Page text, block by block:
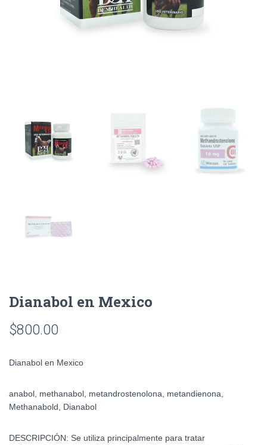
Dianabol en Mexico
$800.00
Dianabol en Mexico
anabol, methanabol, metandrostenolona, metandienona,
Methanabold, Dianabol
DESCRIPCIÓN: Se utiliza principalmente para tratar